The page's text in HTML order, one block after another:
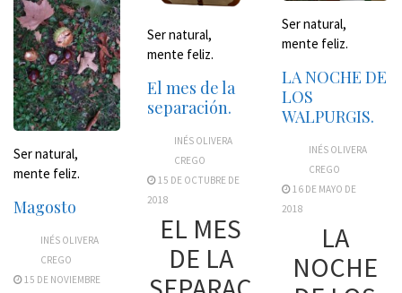
Ser natural,
mente feliz.
Magosto
INÉS OLIVERA
CREGO
15 DE NOVIEMBRE
Ser natural,
mente feliz.
El mes de la
separación.
INÉS OLIVERA
CREGO
15 DE OCTUBRE DE
2018
EL MES
DE LA
Ser natural,
mente feliz.
LA NOCHE DE
LOS
WALPURGIS.
INÉS OLIVERA
CREGO
16 DE MAYO DE
2018
LA
NOCHE